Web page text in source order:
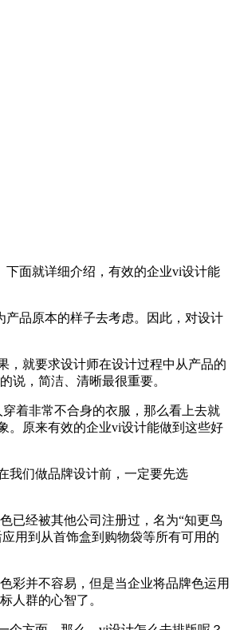
面就详细介绍，有效的企业vi设计能
品原本的样子去考虑。因此，对设计
，就要求设计师在设计过程中从产品的
说，简洁、清晰最很重要。
着非常不合身的衣服，那么看上去就
。原来有效的企业vi设计能做到这些好
我们做品牌设计前，一定要先选
已经被其他公司注册过，名为“知更鸟
用到从首饰盒到购物袋等所有可用的
彩并不容易，但是当企业将品牌色运用
人群的心智了。